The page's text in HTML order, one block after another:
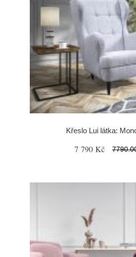
Křeslo Lui látka:
7 790 Kč